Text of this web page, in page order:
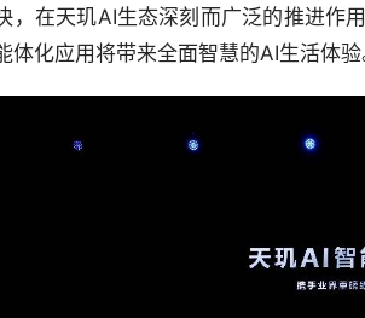
，在天玑AI生态深刻而广泛的推进作
体化应用将带来全面智慧的AI生活体验